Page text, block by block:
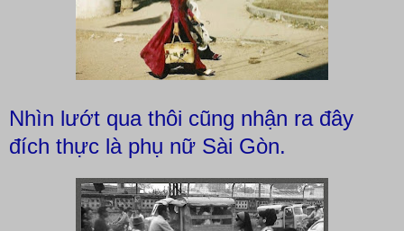
Nhìn lướt qua thôi cũng nhận ra đây
đích thực là phụ nữ Sài Gòn.